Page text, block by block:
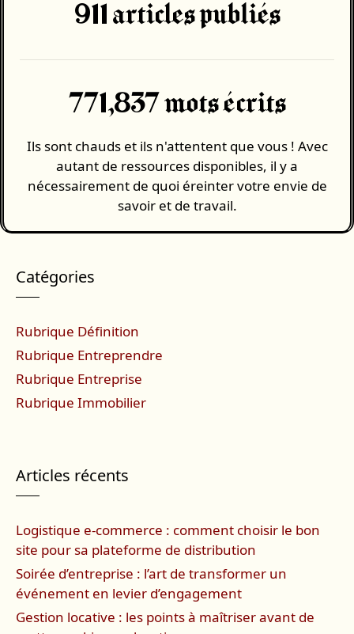
911 articles publiés
771,837 mots écrits
Ils sont chauds et ils n'attentent que vous ! Avec
autant de ressources disponibles, il y a
nécessairement de quoi éreinter votre envie de
savoir et de travail.
Catégories
Rubrique Définition
Rubrique Entreprendre
Rubrique Entreprise
Rubrique Immobilier
Articles récents
Logistique e-commerce : comment choisir le bon
site pour sa plateforme de distribution
Soirée d’entreprise : l’art de transformer un
événement en levier d’engagement
Gestion locative : les points à maîtriser avant de